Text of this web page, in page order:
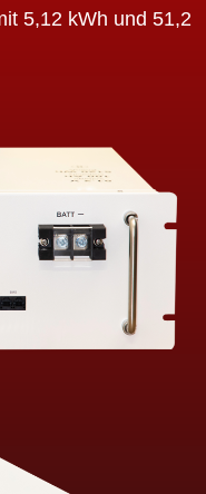
5,12 kWh und 51,2